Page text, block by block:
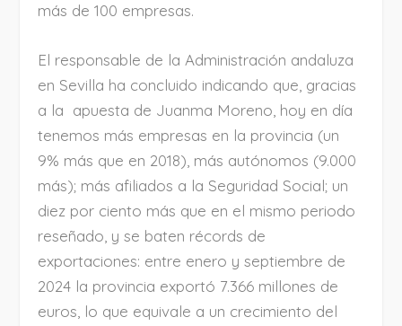
más de 100 empresas.
El responsable de la Administración andaluza
en Sevilla ha concluido indicando que, gracias
a la apuesta de Juanma Moreno, hoy en día
tenemos más empresas en la provincia (un
9% más que en 2018), más autónomos (9.000
más); más afiliados a la Seguridad Social; un
diez por ciento más que en el mismo periodo
reseñado, y se baten récords de
exportaciones: entre enero y septiembre de
2024 la provincia exportó 7.366 millones de
euros, lo que equivale a un crecimiento del